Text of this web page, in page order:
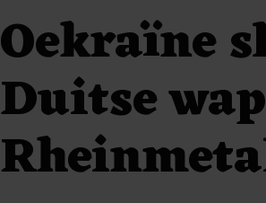
Oekraïne
Duitse